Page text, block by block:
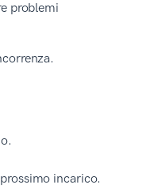
problemi
incarico.